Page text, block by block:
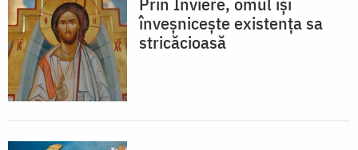
înveșnicește existența sa
stricăcioasă